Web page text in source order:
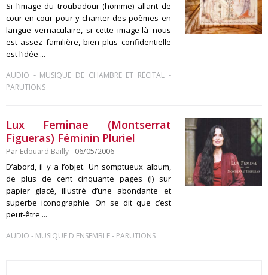
Si l’image du troubadour (homme) allant de
cour en cour pour y chanter des poèmes en
langue vernaculaire, si cette image-là nous
est assez familière, bien plus confidentielle
est l’idée ...
AUDIO - MUSIQUE DE CHAMBRE ET RÉCITAL-
PARUTIONS
Lux Feminae (Montserrat
Figueras) Féminin Pluriel
Par Edouard Bailly- 06/05/2006
D’abord, il y a l’objet. Un somptueux album,
de plus de cent cinquante pages (!) sur
papier glacé, illustré d’une abondante et
superbe iconographie. On se dit que c’est
peut-être ...
AUDIO - MUSIQUE D'ENSEMBLE- PARUTIONS